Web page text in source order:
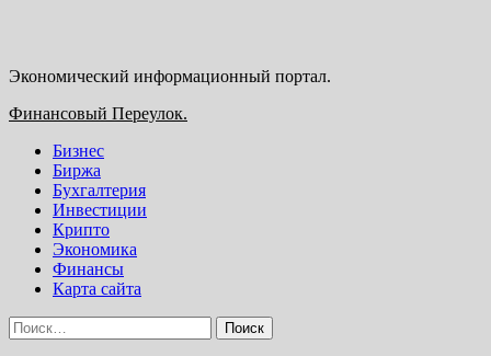
Экономический информационный портал.
Основное
Финансовый Переулок.
Бизнес
Биржа
Бухгалтерия
Инвестиции
Крипто
Экономика
Финансы
Карта сайта
Найти: